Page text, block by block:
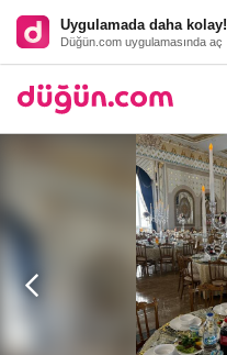
Uygulamada daha kolay!
Düğün.com uygulamasında aç